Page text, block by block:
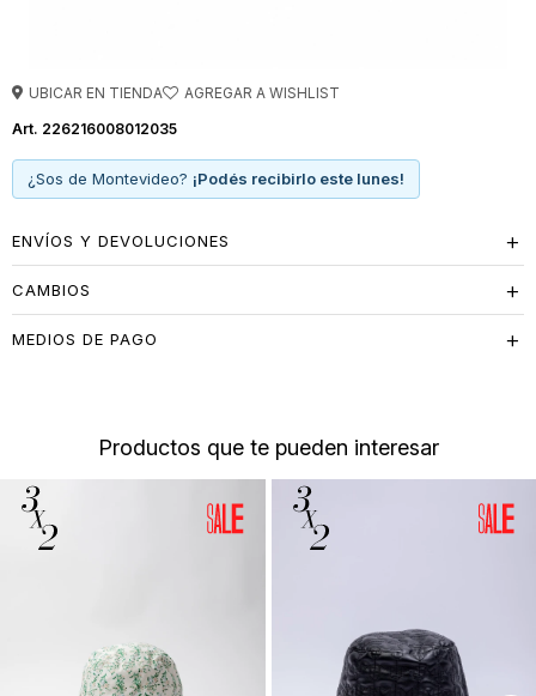
UBICAR EN TIENDA
226216008012035
¿Sos de Montevideo? ¡Podés recibirlo este lunes!
ENVÍOS Y DEVOLUCIONES
CAMBIOS
MEDIOS DE PAGO
Productos que te pueden interesar